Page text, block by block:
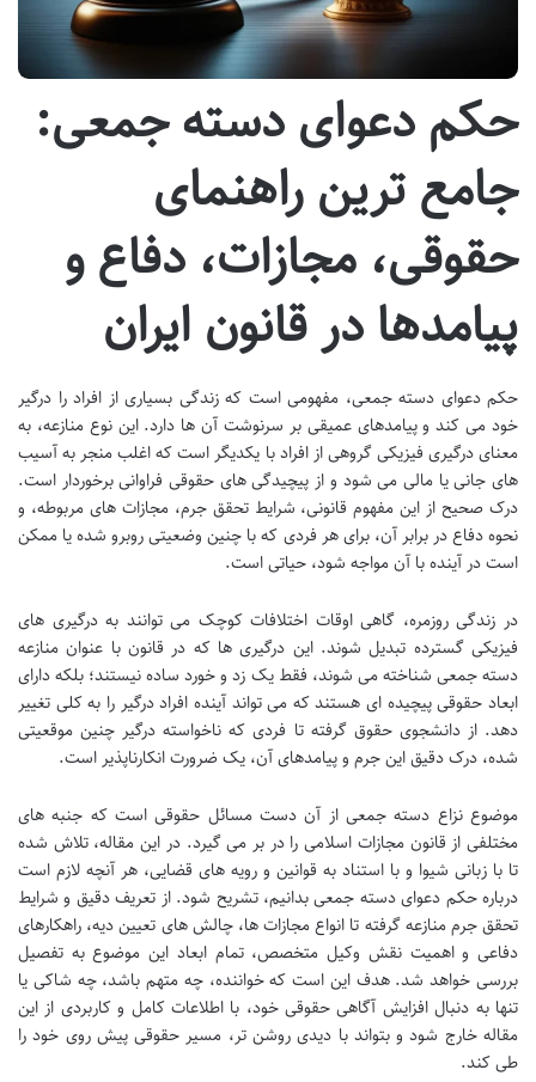
حکم دعوای دسته جمعی:
جامع ترین راهنمای
حقوقی، مجازات، دفاع و
پیامدها در قانون ایران
حکم دعوای دسته جمعی، مفهومی است که زندگی بسیاری از افراد را درگیر
خود می کند و پیامدهای عمیقی بر سرنوشت آن ها دارد. این نوع منازعه، به
معنای درگیری فیزیکی گروهی از افراد با یکدیگر است که اغلب منجر به آسیب
های جانی یا مالی می شود و از پیچیدگی های حقوقی فراوانی برخوردار است.
درک صحیح از این مفهوم قانونی، شرایط تحقق جرم، مجازات های مربوطه، و
نحوه دفاع در برابر آن، برای هر فردی که با چنین وضعیتی روبرو شده یا ممکن
است در آینده با آن مواجه شود، حیاتی است.
در زندگی روزمره، گاهی اوقات اختلافات کوچک می توانند به درگیری های
فیزیکی گسترده تبدیل شوند. این درگیری ها که در قانون با عنوان منازعه
دسته جمعی شناخته می شوند، فقط یک زد و خورد ساده نیستند؛ بلکه دارای
ابعاد حقوقی پیچیده ای هستند که می تواند آینده افراد درگیر را به کلی تغییر
دهد. از دانشجوی حقوق گرفته تا فردی که ناخواسته درگیر چنین موقعیتی
شده، درک دقیق این جرم و پیامدهای آن، یک ضرورت انکارناپذیر است.
موضوع نزاع دسته جمعی از آن دست مسائل حقوقی است که جنبه های
مختلفی از قانون مجازات اسلامی را در بر می گیرد. در این مقاله، تلاش شده
تا با زبانی شیوا و با استناد به قوانین و رویه های قضایی، هر آنچه لازم است
درباره حکم دعوای دسته جمعی بدانیم، تشریح شود. از تعریف دقیق و شرایط
تحقق جرم منازعه گرفته تا انواع مجازات ها، چالش های تعیین دیه، راهکارهای
دفاعی و اهمیت نقش وکیل متخصص، تمام ابعاد این موضوع به تفصیل
بررسی خواهد شد. هدف این است که خواننده، چه متهم باشد، چه شاکی یا
تنها به دنبال افزایش آگاهی حقوقی خود، با اطلاعات کامل و کاربردی از این
مقاله خارج شود و بتواند با دیدی روشن تر، مسیر حقوقی پیش روی خود را
طی کند.